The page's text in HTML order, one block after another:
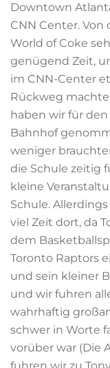
Downtown
CNN Center.
World of Coke
genügend Zeit,
im CNN-Center
Rückweg
haben wir für
Bahnhof
weniger
die Schule zeitig
kleine
Schule.
viel Zeit dort, da
dem
Toronto Raptors
und sein kleiner
und wir fuhren
wahrhaftig
schwer in Worte
vorüber war (Die